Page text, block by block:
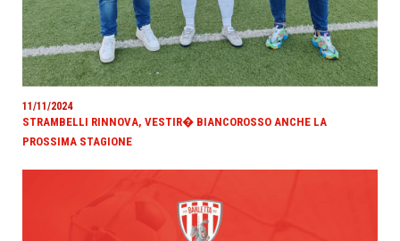
11/11/2024
STRAMBELLI RINNOVA, VESTIR� BIANCOROSSO ANCHE LA
PROSSIMA STAGIONE